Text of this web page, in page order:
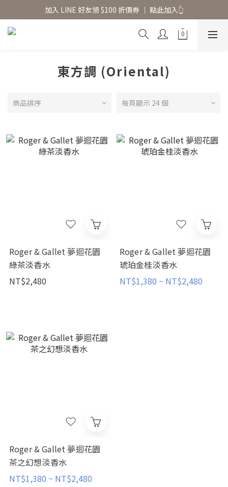
香氛水氧機、擴香香水原精  l 兩件85、三件79折
加入 LINE 好友領 $100 折價券 │ 點此加入👆
香氛水氧機、擴香香水原精  l 兩件85、三件79折
東方調 (Oriental)
商品排序 每頁顯示 24 個
Roger & Gallet 夢迴花園
綠茶淡香水
NT$2,480
Roger & Gallet 夢迴花園
琥珀金桂淡香水
NT$1,380 ~ NT$2,480
Roger & Gallet 夢迴花園
茶之幻想淡香水
NT$1,380 ~ NT$2,480